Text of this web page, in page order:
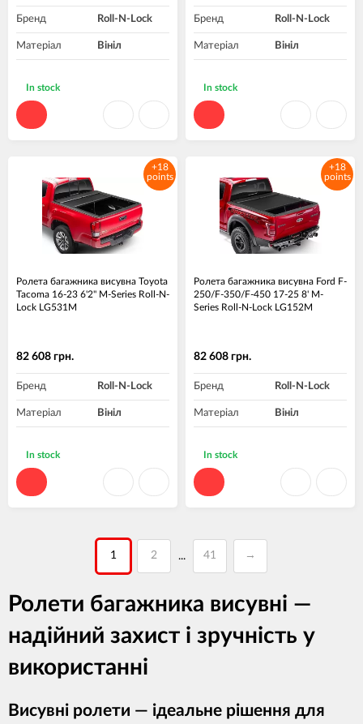
Бренд Roll-N-Lock
Матеріал Вініл
In stock
Бренд Roll-N-Lock
Матеріал Вініл
In stock
+18
points
Ролета багажника висувна Toyota
Tacoma 16-23 6'2" M-Series Roll-N-
Lock LG531M
82 608 грн.
Бренд Roll-N-Lock
Матеріал Вініл
In stock
+18
points
Ролета багажника висувна Ford F-
250/F-350/F-450 17-25 8' M-
Series Roll-N-Lock LG152M
82 608 грн.
Бренд Roll-N-Lock
Матеріал Вініл
In stock
1 2 ... 41 →
Ролети багажника висувні —
надійний захист і зручність у
використанні
Висувні ролети — ідеальне рішення для